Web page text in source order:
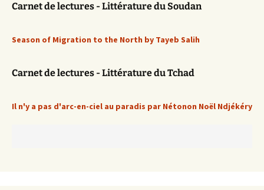
Carnet de lectures - Littérature du Soudan
Season of Migration to the North by Tayeb Salih
Carnet de lectures - Littérature du Tchad
Il n'y a pas d'arc-en-ciel au paradis par Nétonon Noël Ndjékéry